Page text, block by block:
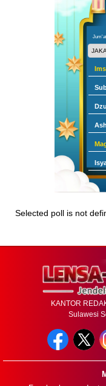
Selected poll is not
KANTOR
Sulawesi